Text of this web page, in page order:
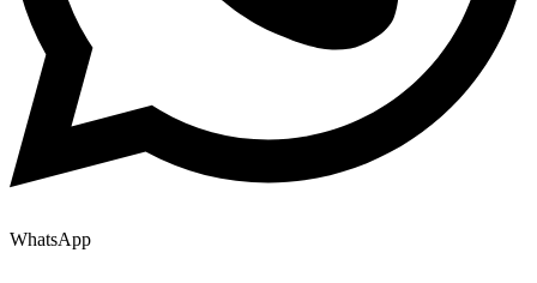
WhatsApp